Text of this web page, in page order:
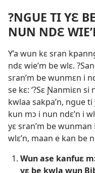
?NGUE TI YƐ
NUN NDƐ
Y’a wun kɛ sran
ndɛ wie’m be wlɛ.
sran’m be wunmɛn i
se kɛ: ‘?Sɛ Ɲanmiɛn si
kwlaa sakpa’n, ngue
kun mɔ i nun ndɛ’n i
yɛ sran’m be wunman
wlɛ’n, maan e kan be
Wun ase kanfuɛ
yɛ be kwla wun